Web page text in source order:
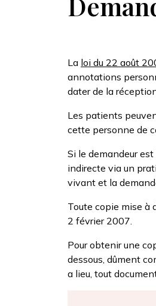
La loi du 22 août
annotations
dater de la
Les patients
cette personne de
Si le demandeur
indirecte via un
vivant et la
Toute copie mise à
2 février 2007.
Pour obtenir une
dessous, dûment
a lieu, tout